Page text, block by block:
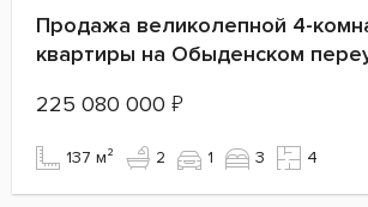
Продажа великолепной 4-
квартиры на Обыденском
225 080 000 ₽
137 м² 2 1 3 4